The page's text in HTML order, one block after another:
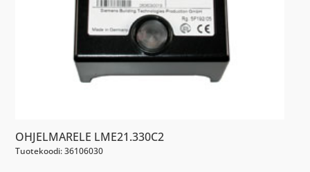
OHJELMARELE LME21.330C2
Tuotekoodi: 36106030